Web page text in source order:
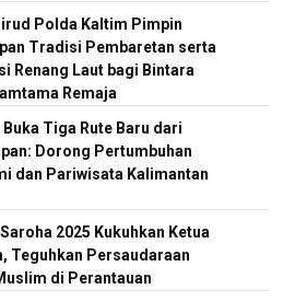
Polda Kaltim Pimpin
Tradisi Pembaretan serta
Renang Laut bagi Bintara
Remaja
Tiga Rute Baru dari
Dorong Pertumbuhan
dan Pariwisata Kalimantan
2025 Kukuhkan Ketua
Teguhkan Persaudaraan
di Perantauan